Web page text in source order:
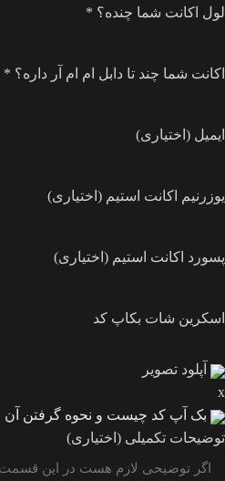
لول اکانت شما چنده؟ *
اکانت شما چند تا دابل ام ام آر داره؟ *
ایمیل (اختیاری)
یوزرنیم اکانت استیم (اختیاری)
پسورد اکانت استیم (اختیاری)
اسکرین شات بکاپ کد
آپلود تصویر
x
بک آپ کد چیست و نحوه گرفتن آن
توضیحات تکمیلی (اختیاری)